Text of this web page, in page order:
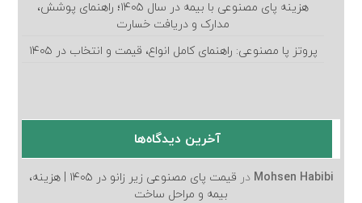
هزینه پای مصنوعی با بیمه در سال ۱۴۰۵؛ راهنمای پوشش،
مدارک و دریافت خسارت
پروتز پا مصنوعی: راهنمای کامل انواع، قیمت و انتخاب در ۱۴۰۵
آخرین دیدگاه‌ها
Mohsen Habibi در
قیمت پای مصنوعی زیر زانو در ۱۴۰۵ | هزینه،
بیمه و مراحل ساخت